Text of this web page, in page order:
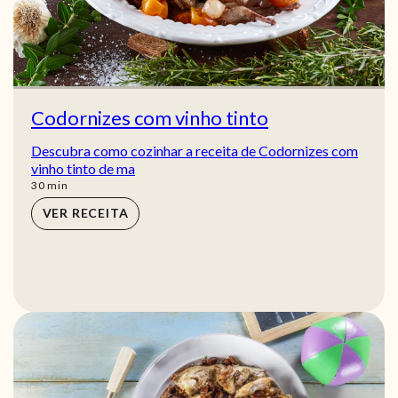
Codornizes com vinho tinto
Descubra como cozinhar a receita de Codornizes com
vinho tinto de ma
30min
min
VER RECEITA